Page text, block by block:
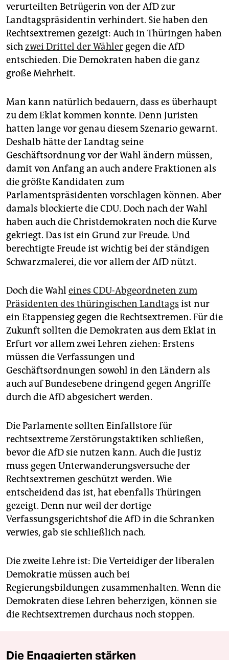
verurteilten Betrügerin von der AfD zur
Landtagspräsidentin verhindert. Sie haben den
Rechtsextremen gezeigt: Auch in Thüringen haben
sichzwei Drittel der Wähler gegen die AfD
entschieden. Die Demokraten haben die ganz
große Mehrheit.
Man kann natürlich bedauern, dass es überhaupt
zu dem Eklat kommen konnte. Denn Juristen
hatten lange vor genau diesem Szenario gewarnt.
Deshalb hätte der Landtag seine
Geschäftsordnung vor der Wahl ändern müssen,
damit von Anfang an auch andere Fraktionen als
die größte Kandidaten zum
Parlamentspräsidenten vorschlagen können. Aber
damals blockierte die CDU. Doch nach der Wahl
haben auch die Christdemokraten noch die Kurve
gekriegt. Das ist ein Grund zur Freude. Und
berechtigte Freude ist wichtig bei der ständigen
Schwarzmalerei, die vor allem der AfD nützt.
Doch die Wahl eines CDU-Abgeordneten zum
Präsidenten des thüringischen Landtags ist nur
ein Etappensieg gegen die Rechtsextremen. Für die
Zukunft sollten die Demokraten aus dem Eklat in
Erfurt vor allem zwei Lehren ziehen: Erstens
müssen die Verfassungen und
Geschäftsordnungen sowohl in den Ländern als
auch auf Bundesebene dringend gegen Angriffe
durch die AfD abgesichert werden.
Die Parlamente sollten Einfallstore für
rechtsextreme Zerstörungstaktiken schließen,
bevor die AfD sie nutzen kann. Auch die Justiz
muss gegen Unterwanderungsversuche der
Rechtsextremen geschützt werden. Wie
entscheidend das ist, hat ebenfalls Thüringen
gezeigt. Denn nur weil der dortige
Verfassungsgerichtshof die AfD in die Schranken
verwies, gab sie schließlich nach.
Die zweite Lehre ist: Die Verteidiger der liberalen
Demokratie müssen auch bei
Regierungsbildungen zusammenhalten. Wenn die
Demokraten diese Lehren beherzigen, können sie
die Rechtsextremen durchaus noch stoppen.
Die Engagierten stärken